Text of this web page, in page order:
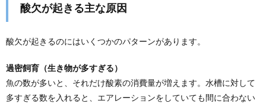
酸欠が起きる主な原因
酸欠が起きるのにはいくつかのパターンがあります。
過密飼育（生き物が多すぎる）
魚の数が多いと、それだけ酸素の消費量が増えます。水槽に対して
多すぎる数を入れると、エアレーションをしていても間に合わない